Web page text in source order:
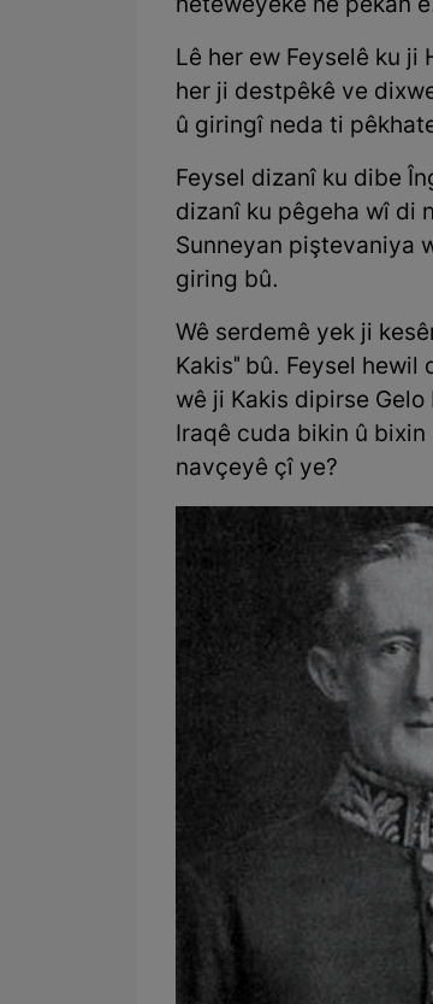
neteweyekê ne pêkan
Lê her ew Feyselê ku
her ji destpêkê ve
û giringî neda ti
Feysel dizanî ku dibe
dizanî ku pêgeha wî di
Sunneyan piştevaniya
giring bû.
Wê serdemê yek ji
Kakis" bû. Feysel
wê ji Kakis dipirse
Iraqê cuda bikin û bixin
navçeyê çî ye?